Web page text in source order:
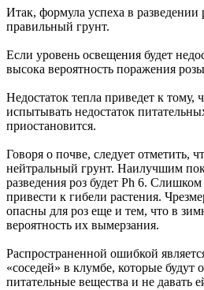
Итак, формула успеха в разведении
правильный грунт.
Если уровень освещения будет
высока вероятность поражения
Недостаток тепла приведет к тому,
испытывать недостаток
приостановится.
Говоря о почве, следует отметить,
нейтральный грунт. Наилучшим
разведения роз будет Рh 6.
привести к гибели растения.
опасны для роз еще и тем, что в
вероятность их вымерзания.
Распространенной ошибкой
«соседей» в клумбе, которые будут
питательные вещества и не давать